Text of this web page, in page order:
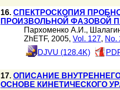
16. СПЕКТРОСКОПИЯ
ПРОИЗВОЛЬНОЙ ФАЗОВОЙ
Пархоменко А.И.,
ZhETF, 2005, Vol. 127, No.
DJVU (128.4K)
17. ОПИСАНИЕ
ОСНОВЕ КИНЕТИЧЕСКОГО